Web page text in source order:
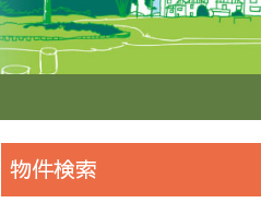
物件検索